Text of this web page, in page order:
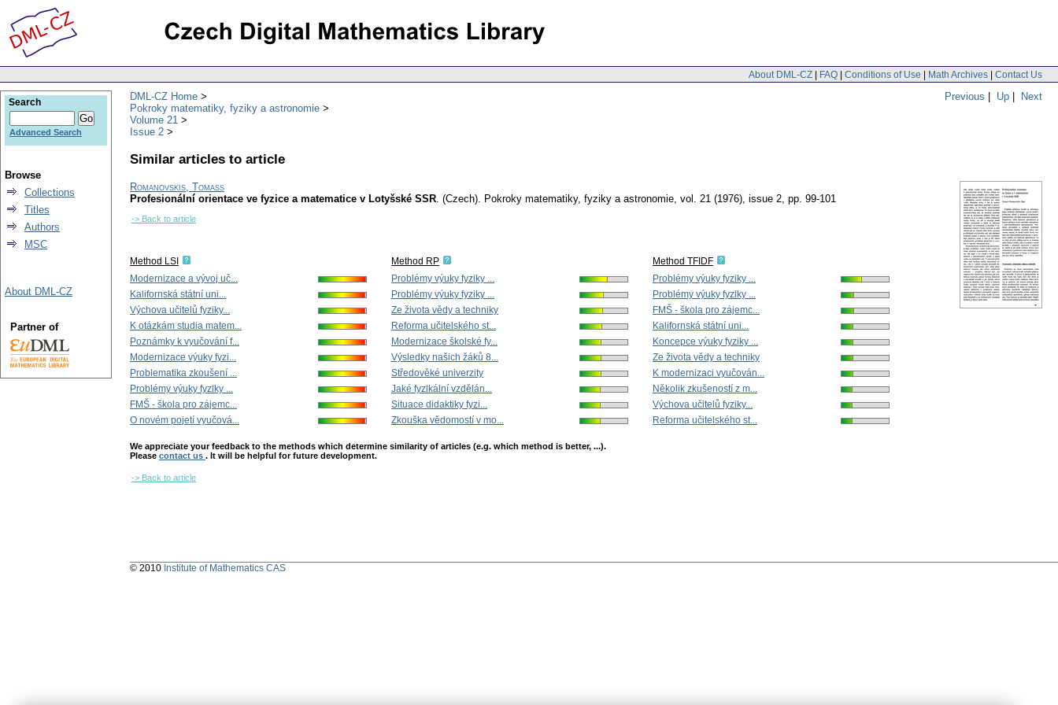
About DML-CZ | FAQ | Conditions of Use | Math Archives | Contact Us
Previous | Up | Next
DML-CZ Home
Pokroky matematiky, fyziky a astronomie
Volume 21
Issue 2
Similar articles to article
Romanovskis, Tomass
Profesionální orientace ve fyzice a matematice v Lotyšské SSR. (Czech). Pokroky matematiky, fyziky a astronomie, vol. 21 (1976), issue 2, pp. 99-101
-> Back to article
Method LSI
Modernizace a vývoj uč...
Kalifornská státní uni...
Výchova učitelů fyziky...
K otázkám studia matem...
Poznámky k vyučování f...
Modernizace výuky fyzi...
Problematika zkoušení ...
Problémy výuky fyziky ...
FMŠ - škola pro zájemc...
O novém pojetí vyučová...
Method RP
Problémy výuky fyziky ...
Problémy výuky fyziky ...
Ze života vědy a techniky
Reforma učitelského st...
Modernizace školské fy...
Výsledky našich žáků 8...
Středověké univerzity
Jaké fyzikální vzdělán...
Situace didaktiky fyzi...
Zkouška vědomostí v mo...
Method TFIDF
Problémy výuky fyziky ...
Problémy výuky fyziky ...
FMŠ - škola pro zájemc...
Kalifornská státní uni...
Koncepce výuky fyziky ...
Ze života vědy a techniky
K modernizaci vyučován...
Několik zkušeností z m...
Výchova učitelů fyziky...
Reforma učitelského st...
We appreciate your feedback to the methods which determine similarity of articles (e.g. which method is better, ...).
Please contact us . It will be helpful for future development.
-> Back to article
Search
Advanced Search
Browse
Collections
Titles
Authors
MSC
About DML-CZ
Partner of
© 2010 Institute of Mathematics CAS